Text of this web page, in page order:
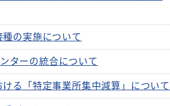
種の実施について
ターの統合について
ける「特定事業所集中減算」について